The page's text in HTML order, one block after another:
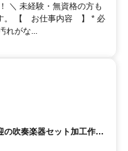
＼ 未経験・無資格の方も
。 【 お仕事内容 】 * 必
れがな...
の吹奏楽器セット加工作業